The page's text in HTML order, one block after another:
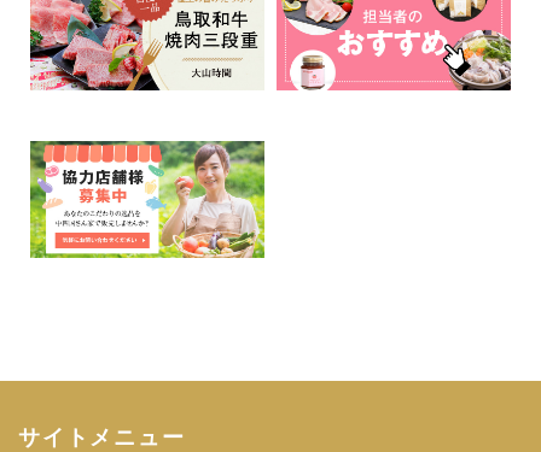
サイトメニュー